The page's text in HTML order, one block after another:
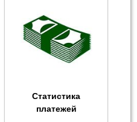
Статистика
платежей